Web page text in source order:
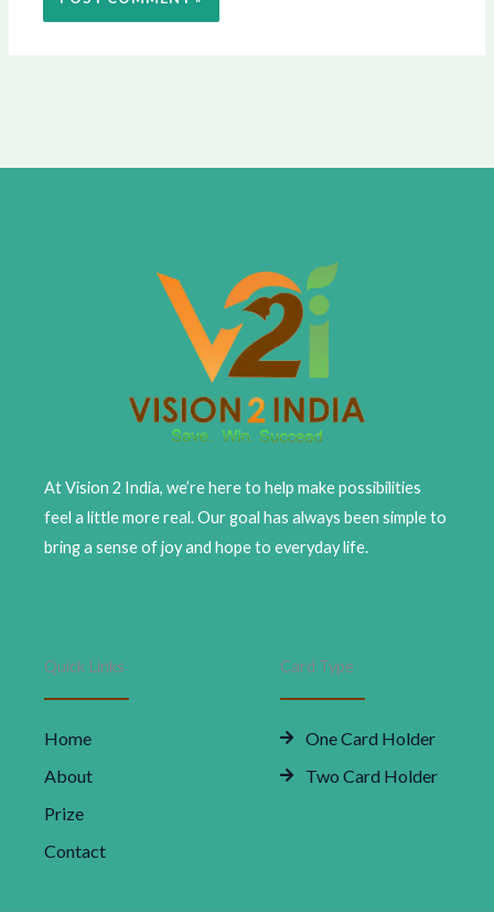
At Vision 2 India, we’re here to help make possibilities
feel a little more real. Our goal has always been simple to
bring a sense of joy and hope to everyday life.
Quick Links
Home
About
Prize
Contact
Card Type
One Card Holder
Two Card Holder